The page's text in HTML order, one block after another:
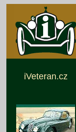
iVeteran.cz